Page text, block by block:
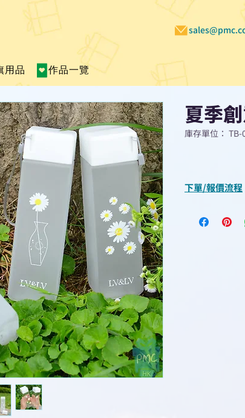
用品 作品一覽
夏季
庫存單位： TB-
下單/報價流程
查詢或報價”